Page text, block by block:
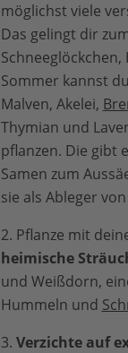
möglichst viele
Das gelingt dir
Sommer kannst
Malven, Akelei,
Thymian und
pflanzen. Die gibt
Samen zum
sie als Ableger
2. Pflanze mit
heimische
und Weißdorn,
Hummeln und
3. Verzichte auf